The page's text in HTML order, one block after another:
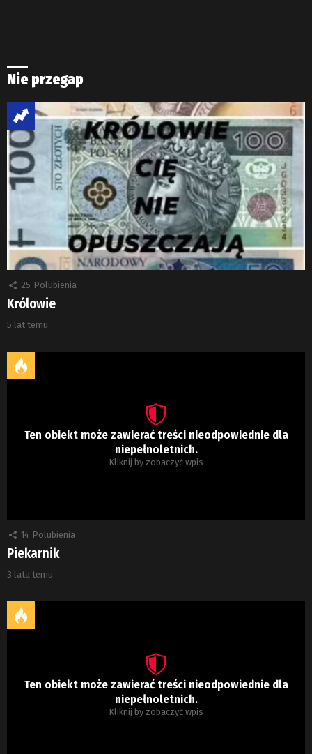
Nie przegap
25 Polubienia
Królowie
5 lat temu
Ten obiekt może zawierać treści nieodpowiednie dla
niepełnoletnich.
Kliknij by zobaczyć wpis
14 Polubienia
Piekarnik
3 lata temu
Ten obiekt może zawierać treści nieodpowiednie dla
niepełnoletnich.
Kliknij by zobaczyć wpis